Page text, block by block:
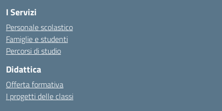
I Servizi
Personale scolastico
Famiglie e studenti
Percorsi di studio
Didattica
Offerta formativa
I progetti delle classi